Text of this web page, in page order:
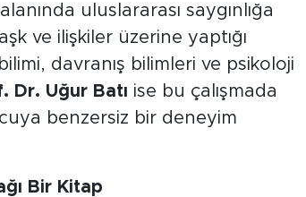
uluslararası saygınlığa
ve ilişkiler üzerine yaptığı
davranış bilimleri ve psikoloji
Dr. Uğur Batı ise bu çalışmada
benzersiz bir deneyim
Bir Kitap